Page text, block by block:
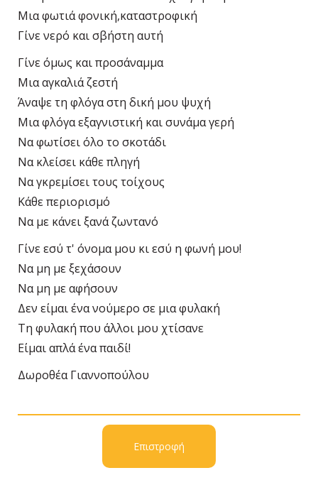
Μια φωτιά φονική,καταστροφική
Γίνε νερό και σβήστη αυτή
Γίνε όμως και προσάναμμα
Μια αγκαλιά ζεστή
Άναψε τη φλόγα στη δική μου ψυχή
Μια φλόγα εξαγνιστική και συνάμα γερή
Να φωτίσει όλο το σκοτάδι
Να κλείσει κάθε πληγή
Να γκρεμίσει τους τοίχους
Κάθε περιορισμό
Να με κάνει ξανά ζωντανό
Γίνε εσύ τ' όνομα μου κι εσύ η φωνή μου!
Να μη με ξεχάσουν
Να μη με αφήσουν
Δεν είμαι ένα νούμερο σε μια φυλακή
Τη φυλακή που άλλοι μου χτίσανε
Είμαι απλά ένα παιδί!
Δωροθέα Γιαννοπούλου
Επιστροφή